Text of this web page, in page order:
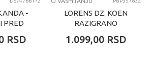
-
PRED
RSD
LORENS DZ. KOEN
RAZIGRANO
1.099,00 RSD